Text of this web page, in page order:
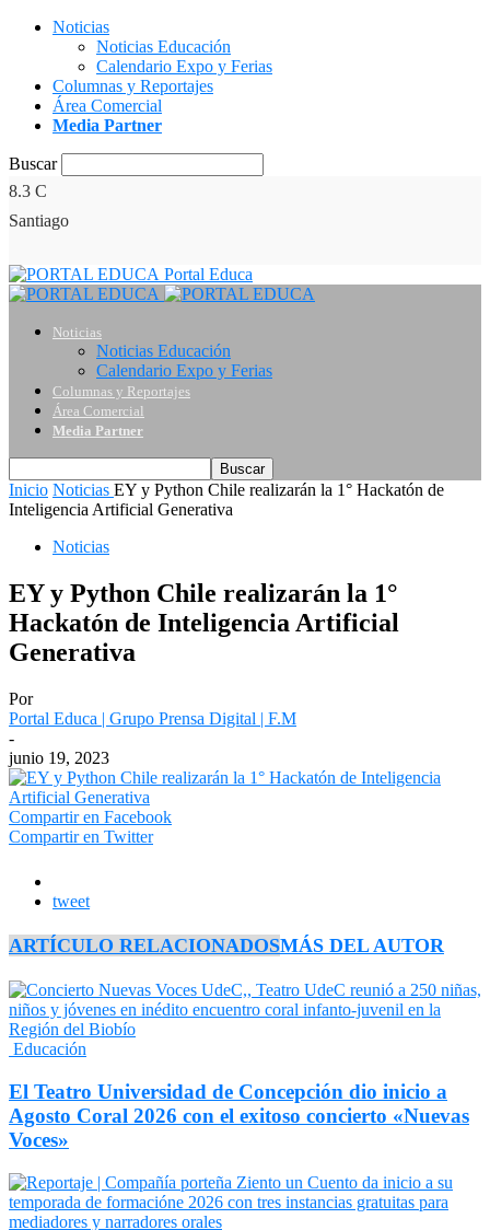
Noticias
Noticias Educación
Calendario Expo y Ferias
Columnas y Reportajes
Área Comercial
Media Partner
Buscar
8.3 C
Santiago
Portal Educa
Noticias
Noticias Educación
Calendario Expo y Ferias
Columnas y Reportajes
Área Comercial
Media Partner
Inicio Noticias EY y Python Chile realizarán la 1° Hackatón de
Inteligencia Artificial Generativa
Noticias
EY y Python Chile realizarán la 1°
Hackatón de Inteligencia Artificial
Generativa
Por
Portal Educa | Grupo Prensa Digital | F.M
-
junio 19, 2023
Compartir en Facebook
Compartir en Twitter
tweet
ARTÍCULO RELACIONADOSMÁS DEL AUTOR
Educación
El Teatro Universidad de Concepción dio inicio a
Agosto Coral 2026 con el exitoso concierto «Nuevas
Voces»